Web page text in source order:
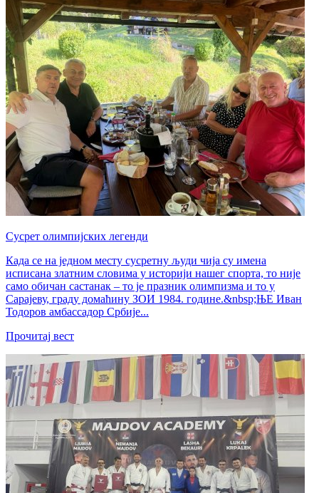
Сусрет олимпијских легенди
Када се на једном месту сусретну људи чија су имена
исписана златним словима у историји нашег спорта, то није
само обичан састанак – то је празник олимпизма и то у
Сарајеву, граду домаћину ЗОИ 1984. године.&nbsp;ЊЕ Иван
Тодоров амбассадор Србије...
Прочитај вест